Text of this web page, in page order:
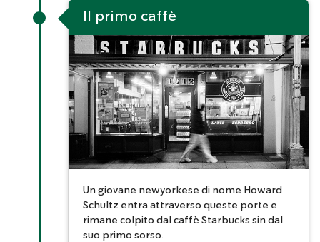
Il primo caffè
Un giovane newyorkese di nome Howard
Schultz entra attraverso queste porte e
rimane colpito dal caffè Starbucks sin dal
suo primo sorso.